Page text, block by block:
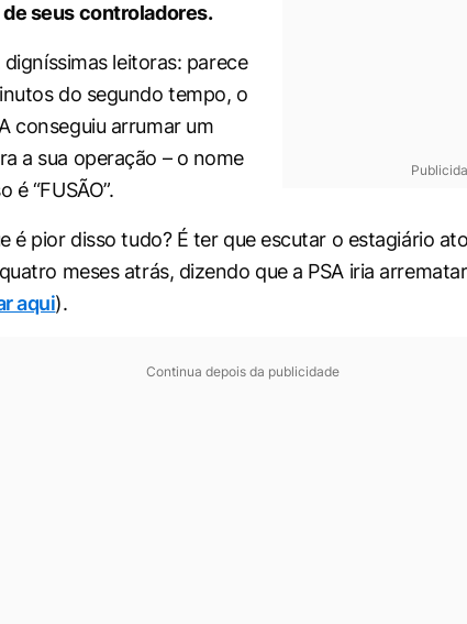
seus controladores.
leitoras: parece
do segundo tempo, o
conseguiu arrumar um
a sua operação – o nome
é “FUSÃO”.
é pior disso tudo? É ter que escutar o estagiário
meses atrás, dizendo que a PSA iria
aqui).
Continua depois da publicidade